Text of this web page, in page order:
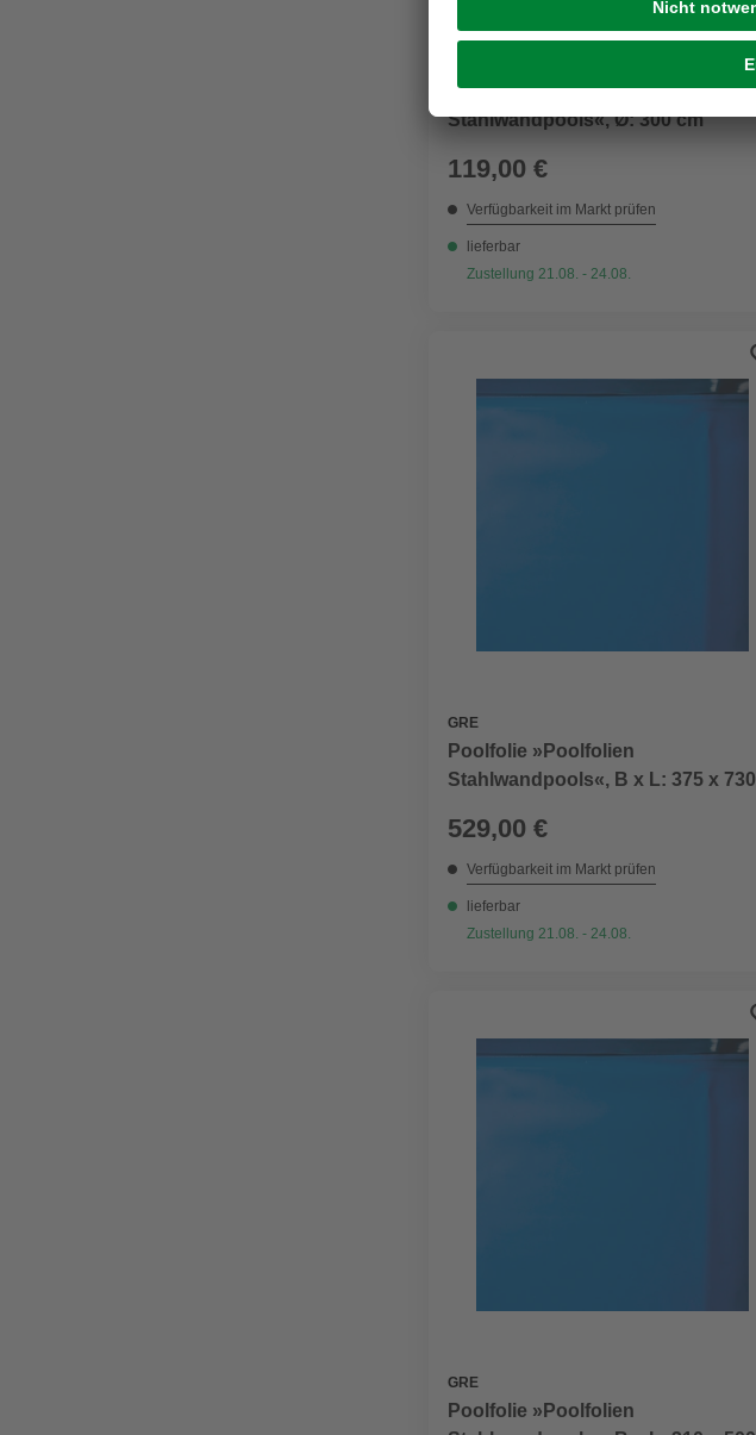
Poolfolie »Poolfolien
Stahlwandpools«, Ø: 300 cm
119,00 €
Verfügbarkeit im Markt prüfen
lieferbar
Zustellung 21.08. - 24.08.
GRE
Poolfolie »Poolfolien
Stahlwandpools«, B x L: 375 x 730
529,00 €
Verfügbarkeit im Markt prüfen
lieferbar
Zustellung 21.08. - 24.08.
GRE
Poolfolie »Poolfolien